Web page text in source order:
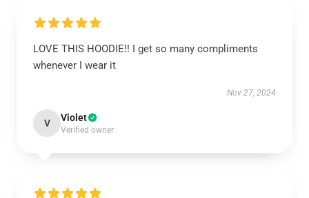
LOVE THIS HOODIE!! I get so many compliments
whenever I wear it
Nov 27, 2024
V Violet
Verified owner